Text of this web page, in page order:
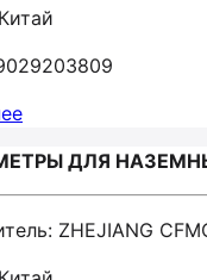
ДЛЯ НАЗЕМНЫХ
ZHEJIANG